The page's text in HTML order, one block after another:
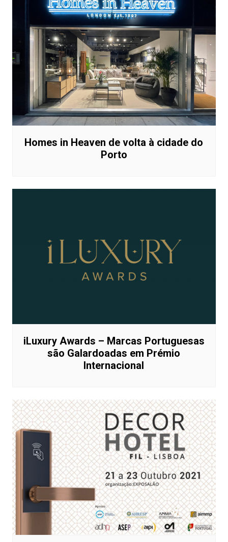
Homes in Heaven de volta à cidade do
Porto
iLuxury Awards – Marcas Portuguesas
são Galardoadas em Prémio
Internacional